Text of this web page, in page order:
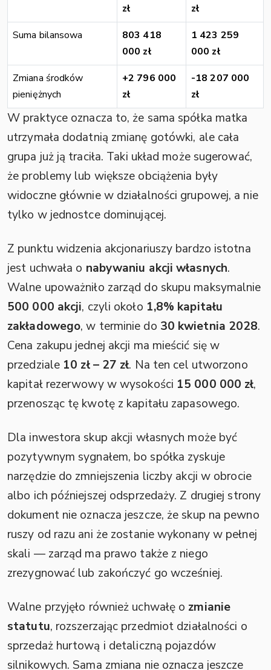
zł
zł
Suma bilansowa
803 418
000 zł
1 423 259
000 zł
Zmiana środków
pieniężnych
+2 796 000
zł
-18 207 000
zł
W praktyce oznacza to, że sama spółka matka
utrzymała dodatnią zmianę gotówki, ale cała
grupa już ją traciła. Taki układ może sugerować,
że problemy lub większe obciążenia były
widoczne głównie w działalności grupowej, a nie
tylko w jednostce dominującej.
Z punktu widzenia akcjonariuszy bardzo istotna
jest uchwała o nabywaniu akcji własnych.
Walne upoważniło zarząd do skupu maksymalnie
500 000 akcji, czyli około 1,8% kapitału
zakładowego, w terminie do 30 kwietnia 2028.
Cena zakupu jednej akcji ma mieścić się w
przedziale 10 zł – 27 zł. Na ten cel utworzono
kapitał rezerwowy w wysokości 15 000 000 zł,
przenosząc tę kwotę z kapitału zapasowego.
Dla inwestora skup akcji własnych może być
pozytywnym sygnałem, bo spółka zyskuje
narzędzie do zmniejszenia liczby akcji w obrocie
albo ich późniejszej odsprzedaży. Z drugiej strony
dokument nie oznacza jeszcze, że skup na pewno
ruszy od razu ani że zostanie wykonany w pełnej
skali — zarząd ma prawo także z niego
zrezygnować lub zakończyć go wcześniej.
Walne przyjęło również uchwałę o zmianie
statutu, rozszerzając przedmiot działalności o
sprzedaż hurtową i detaliczną pojazdów
silnikowych. Sama zmiana nie oznacza jeszcze